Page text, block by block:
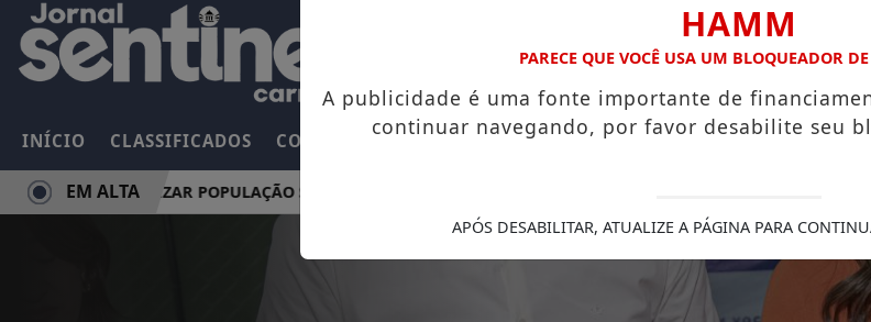
INÍCIO CLASSIFICADOS COLUNAS EMPREGOS GUIA COMERCIAL EDIÇÕES
POPULAÇÃO SOBRE LIPEDEMA
EM ALTA
HAMM
PARECE QUE VOCÊ USA UM BLOQUEADOR
A publicidade é uma fonte importante de
continuar navegando, por favor desabilite seu
APÓS DESABILITAR, ATUALIZE A PÁGINA PARA